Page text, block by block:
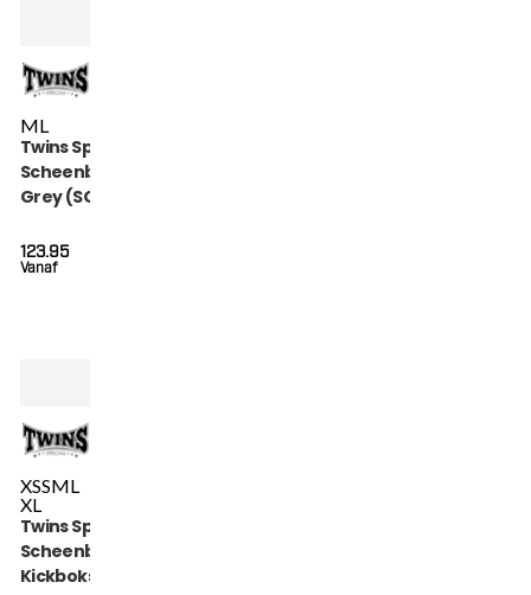
ML
Twins Special
Scheenbeschermers
Grey (SGL 7 GREY)
Vanaf
123.95
XSSML
XL
Twins Special
Scheenbeschermers
Kickboksen (SGL 7